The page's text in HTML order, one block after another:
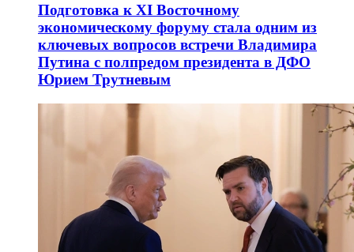
Подготовка к XI Восточному
экономическому форуму стала одним из
ключевых вопросов встречи Владимира
Путина с полпредом президента в ДФО
Юрием Трутневым